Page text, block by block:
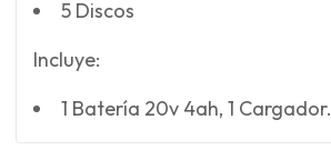
5 Discos
Incluye:
1 Batería 20v 4ah, 1 Cargador.